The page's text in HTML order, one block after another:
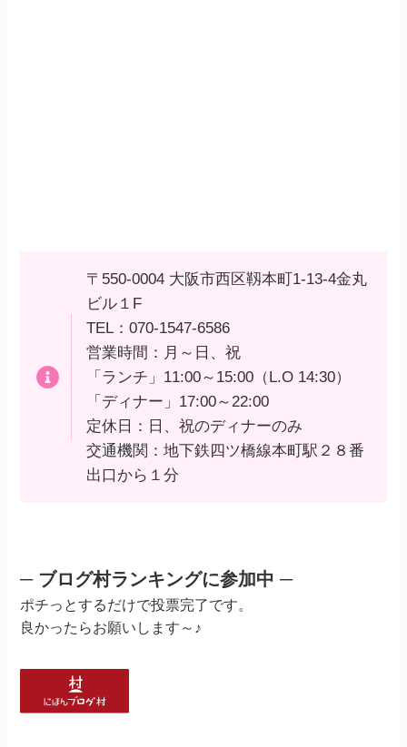
〒550-0004 大阪市西区靱本町1-13-4金丸
ビル１F
TEL：070-1547-6586
営業時間：月～日、祝
「ランチ」11:00～15:00（L.O 14:30）
「ディナー」17:00～22:00
定休日：日、祝のディナーのみ
交通機関：地下鉄四ツ橋線本町駅２８番
出口から１分
─ ブログ村ランキングに参加中 ─
ポチっとするだけで投票完了です。
良かったらお願いします～♪